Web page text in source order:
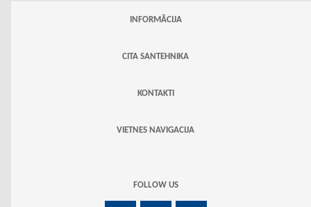
INFORMĀCIJA
CITA SANTEHNIKA
KONTAKTI
VIETNES NAVIGACIJA
FOLLOW US